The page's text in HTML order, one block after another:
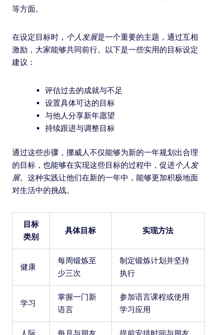
等方面。
在设定目标时， 个人发展是一个重要的主题，通过互相
激励，大家能够共同前行。以下是一些实用的目标设定
建议：
评估过去的成就与不足
设置具体可达的目标
与他人分享新年愿望
持续跟进与调整目标
通过这些步骤，挪威人不仅能够为新的一年规划出合理
的目标，也能够在实现这些目标的过程中，促进个人发
展。这种实践让他们在新的一年中，能够更加积极地面
对生活中的挑战。
目标
类别
具体目标 实现方法
健康
每周锻炼至
少三次
制定锻炼计划并坚持
执行
学习
掌握一门新
语言
参加语言课程或使用
学习应用